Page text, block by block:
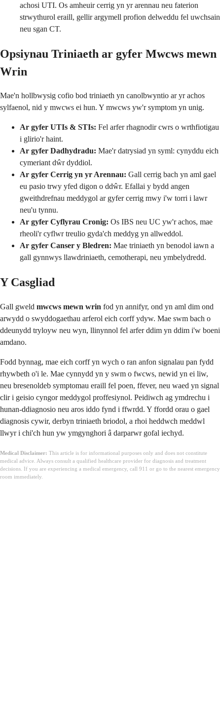
achosi UTI. Os amheuir cerrig yn yr arennau neu faterion
strwythurol eraill, gellir argymell profion delweddu fel uwchsain
neu sgan CT.
Opsiynau Triniaeth ar gyfer Mwcws mewn
Wrin
Mae'n hollbwysig cofio bod triniaeth yn canolbwyntio ar yr achos
sylfaenol, nid y mwcws ei hun. Y mwcws yw'r symptom yn unig.
Ar gyfer UTIs & STIs: Fel arfer rhagnodir cwrs o wrthfiotigau
i glirio'r haint.
Ar gyfer Dadhydradu: Mae'r datrysiad yn syml: cynyddu eich
cymeriant dŵr dyddiol.
Ar gyfer Cerrig yn yr Arennau: Gall cerrig bach yn aml gael
eu pasio trwy yfed digon o ddŵr. Efallai y bydd angen
gweithdrefnau meddygol ar gyfer cerrig mwy i'w torri i lawr
neu'u tynnu.
Ar gyfer Cyflyrau Cronig: Os IBS neu UC yw'r achos, mae
rheoli'r cyflwr treulio gyda'ch meddyg yn allweddol.
Ar gyfer Canser y Bledren: Mae triniaeth yn benodol iawn a
gall gynnwys llawdriniaeth, cemotherapi, neu ymbelydredd.
Y Casgliad
Gall gweld mwcws mewn wrin fod yn annifyr, ond yn aml dim ond
arwydd o swyddogaethau arferol eich corff ydyw. Mae swm bach o
ddeunydd tryloyw neu wyn, llinynnol fel arfer ddim yn ddim i'w boeni
amdano.
Fodd bynnag, mae eich corff yn wych o ran anfon signalau pan fydd
rhywbeth o'i le. Mae cynnydd yn y swm o fwcws, newid yn ei liw,
neu bresenoldeb symptomau eraill fel poen, ffever, neu waed yn signal
clir i geisio cyngor meddygol proffesiynol. Peidiwch ag ymdrechu i
hunan-ddiagnosio neu aros iddo fynd i ffwrdd. Y ffordd orau o gael
diagnosis cywir, derbyn triniaeth briodol, a rhoi heddwch meddwl
llwyr i chi'ch hun yw ymgynghori â darparwr gofal iechyd.
Medical Disclaimer: This article is for informational purposes only and does not constitute
medical advice. Always consult a qualified healthcare provider for diagnosis and treatment
decisions. If you are experiencing a medical emergency, call 911 or go to the nearest emergency
room immediately.